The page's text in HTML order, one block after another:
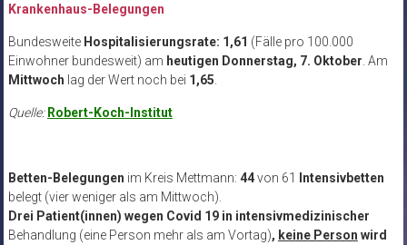
Krankenhaus-Belegungen
Bundesweite Hospitalisierungsrate: 1,61 (Fälle pro 100.000
Einwohner bundesweit) am heutigen Donnerstag, 7. Oktober . Am
Mittwoch lag der Wert noch bei 1,65
Quelle:Robert-Koch-Institut
Betten-Belegungen im Kreis Mettmann: 44von 61 Intensivbetten
belegt (vier weniger als am Mittwoch).
Drei Patient(innen) wegen Covid 19 in intensivmedizinischer
Behandlung (eine Person mehr als am Vortag), keine Person wird